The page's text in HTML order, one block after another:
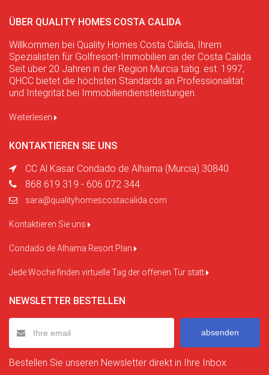
ÜBER QUALITY HOMES COSTA CALIDA
Willkommen bei Quality Homes Costa Cálida, Ihrem
Spezialisten für Golfresort-Immobilien an der Costa Calida.
Seit über 20 Jahren in der Region Murcia tätig. est. 1997,
QHCC bietet die höchsten Standards an Professionalität
und Integrität bei Immobiliendienstleistungen.
Weiterlesen
KONTAKTIEREN SIE UNS
CC Al Kasar Condado de Alhama (Murcia) 30840
868 619 319 - 606 072 344
sara@qualityhomescostacalida.com
Kontaktieren Sie uns
Condado de Alhama Resort Plan
Jede Woche finden virtuelle Tag der offenen Tür statt
NEWSLETTER BESTELLEN
absenden
Bestellen Sie unseren Newsletter direkt in Ihre Inbox